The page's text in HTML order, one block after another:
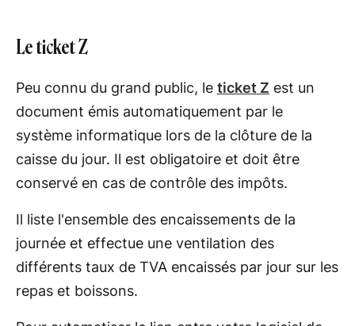
Le ticket Z
Peu connu du grand public, le ticket Z est un
document émis automatiquement par le
système informatique lors de la clôture de la
caisse du jour. Il est obligatoire et doit être
conservé en cas de contrôle des impôts.
Il liste l'ensemble des encaissements de la
journée et effectue une ventilation des
différents taux de TVA encaissés par jour sur les
repas et boissons.